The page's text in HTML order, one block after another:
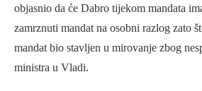
objasnio da će Dabro tijekom mandata
zamrznuti mandat na osobni razlog zato
mandat bio stavljen u mirovanje zbog
ministra u Vladi.